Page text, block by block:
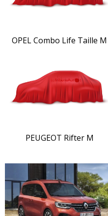
OPEL Combo Life Taille M
PEUGEOT Rifter M